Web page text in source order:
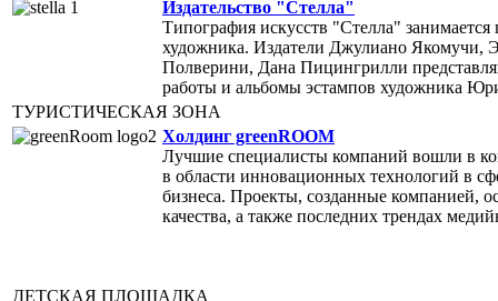
Издательство "Стелла"
Типография искусств "Стелла"
художника. Издатели Джулиано Якомучи,
Полверини, Дана Пицингрилли
работы и альбомы эстампов художника
ТУРИСТИЧЕСКАЯ ЗОНА
Холдинг greenROOM
Лучшие специалисты компаний вошли в
в области инновационных технологий в
бизнеса. Проекты, созданные компанией,
качества, а также последних трендах
ДЕТСКАЯ ПЛОЩАДКА